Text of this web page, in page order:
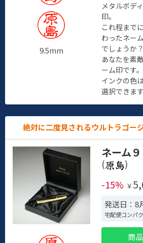
9.5mm
メタルボデ
印。
これ程まで
わったネー
でしょうか？
あなたを素
ーム印です。
インクの色
選択できます
絶対に二度見されるウルトラゴー
ネーム
(
)
-15% ￥
発送日：8
宅配便コンパ
商